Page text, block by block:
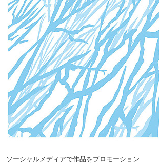
ソーシャルメディアで作品をプロモーション